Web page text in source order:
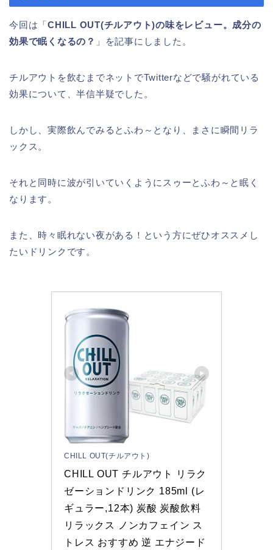
今回は「CHILL OUT(チルアウト)の味をレビュー。成分の
効果で眠くなるの？ 」を記事にしました。
チルアウトを飲むまでネットでTwitterなどで騒がれている
効果について、半信半疑でした。
しかし、実際飲んでみるとふわ～となり、まさに瞬間リラ
ックス。
それと同時に波が引いていくようにスゥーとふわ～と眠く
なります。
また、時々眠れない夜がある！という方にぜひオススメし
たいドリンクです。
CHILL OUT(チルアウト)
CHILL OUT チルアウト リラク
ゼーションドリンク 185ml (レ
ギュラー,12本) 炭酸 炭酸飲料
リラックス ノンカフェイン ス
トレス おすすめ 逆 エナジード